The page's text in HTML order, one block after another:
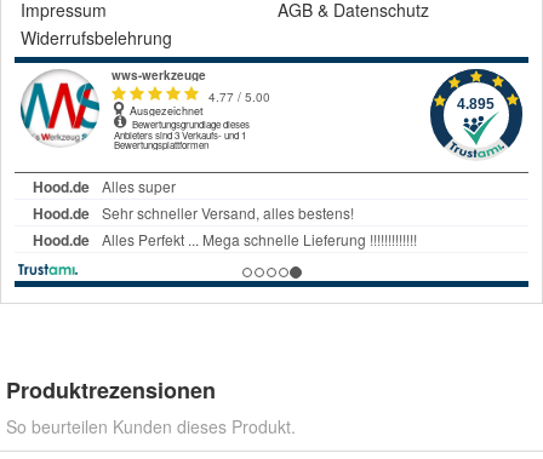
Impressum
AGB & Datenschutz
Widerrufsbelehrung
Produktrezensionen
So beurteilen Kunden dieses Produkt.